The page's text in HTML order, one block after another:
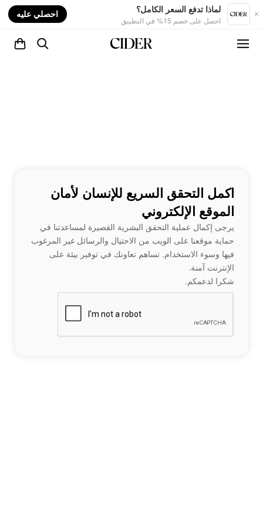
لماذا تدفع السعر الكامل؟
احصل على خصم 15% في التطبيق
احصلي عليه
اكمل التحقق السريع للإنسان لأمان
الموقع الإلكتروني
يرجى إكمال عملية التحقق البشرية القصيرة لمساعدتنا في
حماية موقعنا على الويب من الاحتيال والرسائل غير المرغوب
فيها وسوء الاستخدام. تساهم تعاونك في توفير بيئة على
الإنترنت آمنة.
شكرا لدعمكم.